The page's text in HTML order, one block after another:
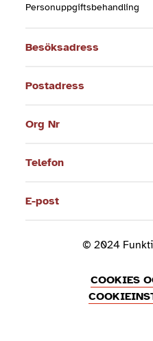
Personuppgiftsbehandling
Besöksadress
Postadress
Org Nr
Telefon
E-post
© 2024
COOKIES